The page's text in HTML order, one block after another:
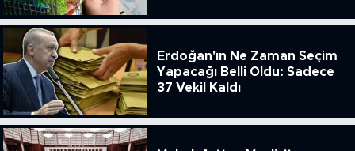
51.49
Erdoğan'ın Ne Zaman Seçim
Yapacağı Belli Oldu: Sadece
37 Vekil Kaldı